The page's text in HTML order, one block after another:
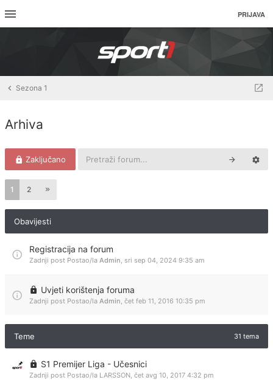
PRIJAVA
Sezona 1
Arhiva
Zaključano
1 2
Obavijesti
Registracija na forum
Zadnji post Postao/la Admin, sri sep 04, 2024 9:35 am
Uvjeti korištenja foruma
Zadnji post Postao/la Admin, čet feb 11, 2016 10:35 pm
Teme 31 tema
S1 Premijer Liga - Učesnici
Zadnji post Postao/la LARSSON, čet avg 10, 2017 4:32 pm